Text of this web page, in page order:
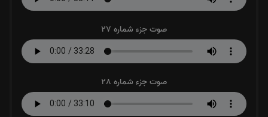
صوت جزء شماره 27
صوت جزء شماره 28